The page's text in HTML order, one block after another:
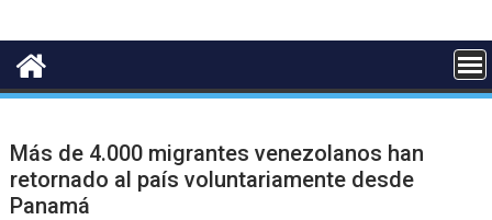
Más de 4.000 migrantes venezolanos han
retornado al país voluntariamente desde
Panamá